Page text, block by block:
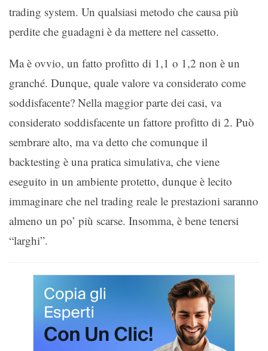
trading system. Un qualsiasi metodo che causa più
perdite che guadagni è da mettere nel cassetto.
Ma è ovvio, un fatto profitto di 1,1 o 1,2 non è un
granché. Dunque, quale valore va considerato come
soddisfacente? Nella maggior parte dei casi, va
considerato soddisfacente un fattore profitto di 2. Può
sembrare alto, ma va detto che comunque il
backtesting è una pratica simulativa, che viene
eseguito in un ambiente protetto, dunque è lecito
immaginare che nel trading reale le prestazioni saranno
almeno un po’ più scarse. Insomma, è bene tenersi
“larghi”.